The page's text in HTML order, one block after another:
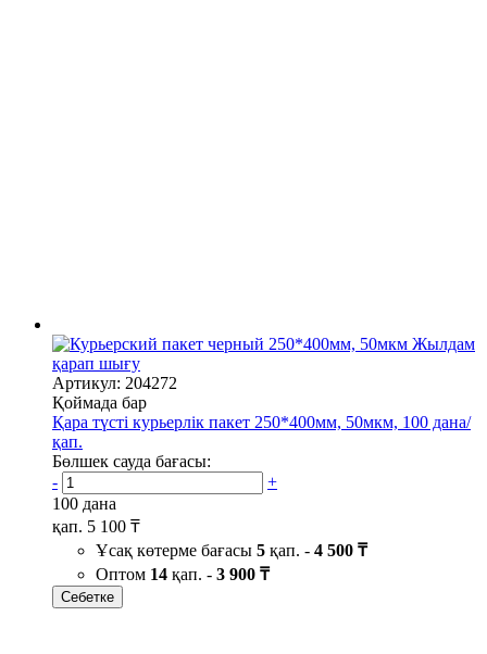
Жылдам
қарап шығу
Артикул: 204272
Қоймада бар
Қара түсті курьерлік пакет 250*400мм, 50мкм, 100 дана/
қап.
Бөлшек сауда бағасы:
-
+
100 дана
қап. 5 100 ₸
Ұсақ көтерме бағасы 5 қап. - 4 500 ₸
Оптом 14 қап. - 3 900 ₸
Себетке